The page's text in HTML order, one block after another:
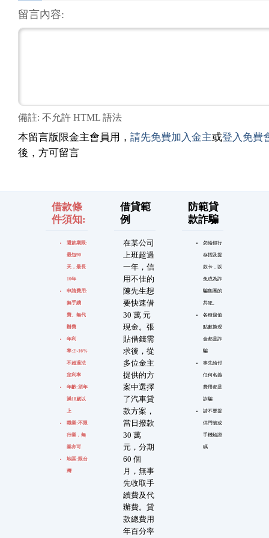
留言內容:
備註: 不允許 HTML 語法
本留言版限金主會員用， 請先免費加入金主或登入免費
後，方可留言
借款條
件須知:
還款期限:
最短90
天，最長
10年
申請費用:
無手續
費、無代
辦費
年利
率:2~16%
不超過法
定利率
年齡:須年
滿18歲以
上
職業:不限
行業，無
業亦可
地區:限台
灣
借貸範
例
在某公司
上班超過
一年，信
用不佳的
陳先生想
要快速借
30 萬 元
現金。張
貼借錢需
求後，從
多位金主
提供的方
案中選擇
了汽車貸
款方案，
當日撥款
30 萬
元，分期
60 個
月，無事
先收取手
續費及代
辦費。貸
款總費用
年百分率
防範貸
款詐騙
勿給銀行
存摺及提
款卡，以
免成為詐
騙集團的
共犯。
各種儲值
點數換現
金都是詐
騙
事先給付
任何名義
費用都是
詐騙
請不要提
供門號或
手機驗證
碼